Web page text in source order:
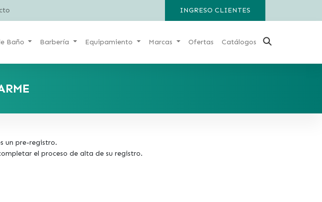
INGRESO CLIENTES
Baño Barbería Equipamiento Marcas Ofertas Catálogos
un pre-registro.
el proceso de alta de su registro.